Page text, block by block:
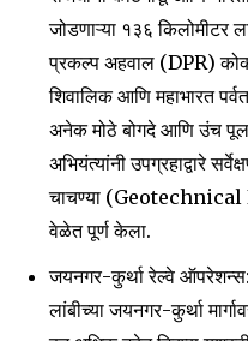
Join our
conversation.
To subscribe, simply enter
or click the subscribe
your privacy and won't
safe with us.
जोडणाऱ्या १३६ किलोमीटर
प्रकल्प अहवाल (DPR)
शिवालिक आणि महाभारत
अनेक मोठे बोगदे आणि उंच
अभियंत्यांनी उपग्रहाद्वारे
चाचण्या
वेळेत पूर्ण केला.
जयनगर-कुर्था रेल्वे ऑपरेशन्स:
लांबीच्या जयनगर-कुर्था